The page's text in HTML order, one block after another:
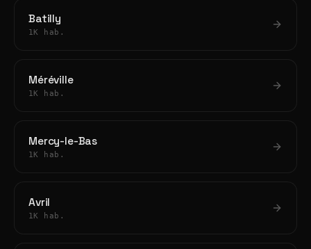
Batilly
1K hab.
Méréville
1K hab.
Mercy-le-Bas
1K hab.
Avril
1K hab.